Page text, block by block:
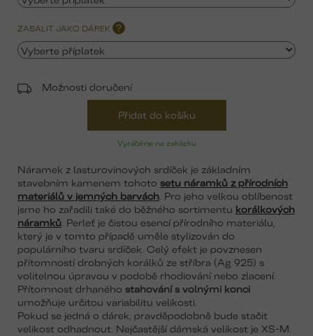
Vyrábíme na zakázku
ZABALIT JAKO DÁREK ?
Možnosti doručení
Přidat do košíku
Náramek z lasturovinových srdíček je základním
stavebním kamenem tohoto setu náramků z přírodních
materiálů v jemných barvách . Pro jeho velkou oblíbenost
jsme ho zařadili také do běžného sortimentu korálkových
náramků . Perleť je čistou esencí přírodního materiálu,
který je v tomto případě uměle stylizován do
populárního tvaru srdíček. Celý efekt je povznesen
přítomností drobných korálků ze stříbra (Ag 925) s
volitelnou úpravou v podobě rhodiování nebo zlacení.
Přítomnost drhaného stahování s volnými konci
umožňuje určitou variabilitu velikosti.
Pokud se jedná o dárek, pravděpodobně bude stačit
velikost odhadnout. Nejčastější dámská velikost je XS-M.